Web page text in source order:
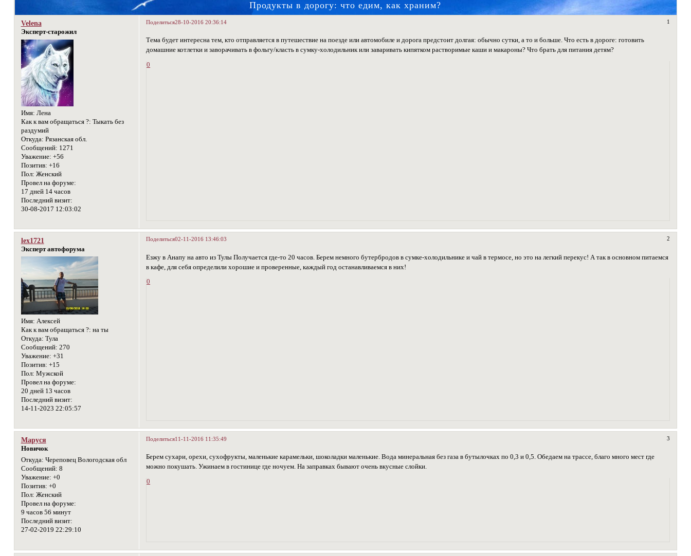
Продукты в дорогу: что едим, как храним?
Поделиться 1
28-10-2016 20:36:14
Velena
Эксперт-старожил
Имя: Лена
Как к вам обращаться ?: Тыкать без
раздумий
Откуда: Рязанская обл.
Сообщений: 1271
Уважение: +56
Позитив: +16
Пол: Женский
Провел на форуме:
17 дней 14 часов
Последний визит:
30-08-2017 12:03:02
Тема будет интересна тем, кто отправляется в путешествие на поезде или автомобиле и дорога предстоит долгая: обычно сутки, а то и больше. Что есть в дороге: готовить
домашние котлетки и заворачивать в фольгу/класть в сумку-холодильник или заваривать кипятком растворимые каши и макароны? Что брать для питания детям?
0
Поделиться 2
02-11-2016 13:46:03
lex1721
Эксперт автофорума
Имя: Алексей
Как к вам обращаться ?: на ты
Откуда: Тула
Сообщений: 270
Уважение: +31
Позитив: +15
Пол: Мужской
Провел на форуме:
20 дней 13 часов
Последний визит:
14-11-2023 22:05:57
Езжу в Анапу на авто из Тулы Получается где-то 20 часов. Берем немного бутербродов в сумке-холодильнике и чай в термосе, но это на легкий перекус! А так в основном питаемся
в кафе, для себя определили хорошие и проверенные, каждый год останавливаемся в них!
0
Поделиться 3
11-11-2016 11:35:49
Маруся
Новичок
Откуда: Череповец Вологодская обл
Сообщений: 8
Уважение: +0
Позитив: +0
Пол: Женский
Провел на форуме:
9 часов 56 минут
Последний визит:
27-02-2019 22:29:10
Берем сухари, орехи, сухофрукты, маленькие карамельки, шоколадки маленькие. Вода минеральная без газа в бутылочках по 0,3 и 0,5. Обедаем на трассе, благо много мест где
можно покушать. Ужинаем в гостинице где ночуем. На заправках бывают очень вкусные слойки.
0